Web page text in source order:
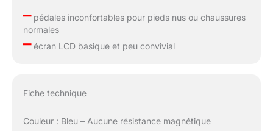
–pédales inconfortables pour pieds nus ou chaussures
normales
–écran LCD basique et peu convivial
Fiche technique
Couleur : Bleu – Aucune résistance magnétique